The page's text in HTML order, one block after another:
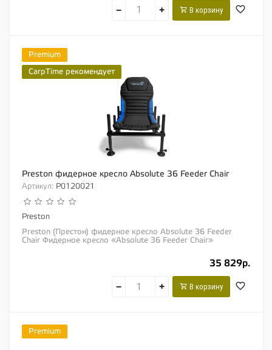
− + В корзину
Premium
CarpTime рекомендует
Preston фидерное кресло Absolute 36 Feeder Chair
Артикул: P0120021
Preston
Preston (Престон) фидерное кресло Absolute 36 Feeder
Chair Фидерное кресло «Absolute 36 Feeder Chair»
35 829р.
− + В корзину
Premium